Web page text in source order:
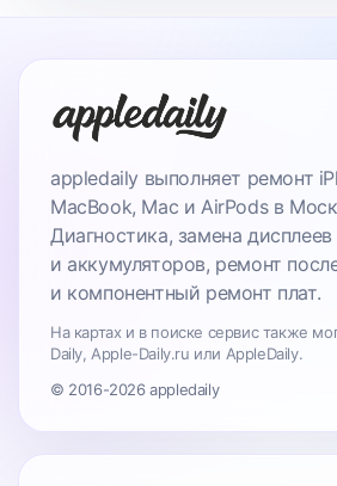
appledaily выполняет ремонт
MacBook, Mac и AirPods в
Диагностика, замена дисплеев
и аккумуляторов, ремонт
и компонентный ремонт плат.
На картах и в поиске сервис также
Daily, Apple-Daily.ru или AppleDaily.
© 2016-2026 appledaily